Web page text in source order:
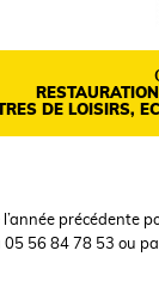
DE LOISIRS,
précédente
05 56 84 78 53 ou